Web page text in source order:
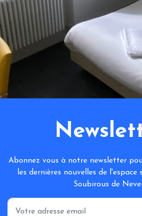
Abonnez vous à notre newsletter
les dernières nouvelles de
Soubirous de